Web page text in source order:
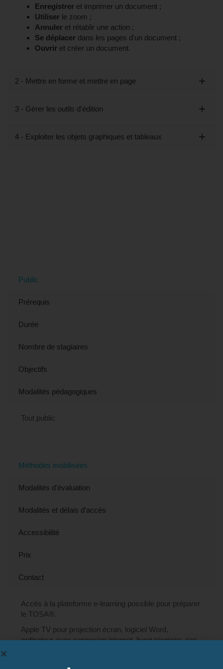
Enregistrer et imprimer un document ;
Utiliser le zoom ;
Annuler et rétablir une action ;
Se déplacer dans les pages d'un document ;
Ouvrir et créer un document.
2 - Mettre en forme et mettre en page
3 - Gérer les outils d'édition
4 - Exploiter les objets graphiques et tableaux
Public
Prérequis
Durée
Nombre de stagiaires
Objectifs
Modalités pédagogiques
Tout public
Méthodes mobilisées
Modalités d'évaluation
Modalités et délais d'accès
Accessibilité
Prix
Contact
Accès à la plateforme e-learning possible pour préparer
le TOSA®.
Apple TV pour projection écran, logiciel Word,
ordinateur avec connexion internet, livret stagiaire, cas